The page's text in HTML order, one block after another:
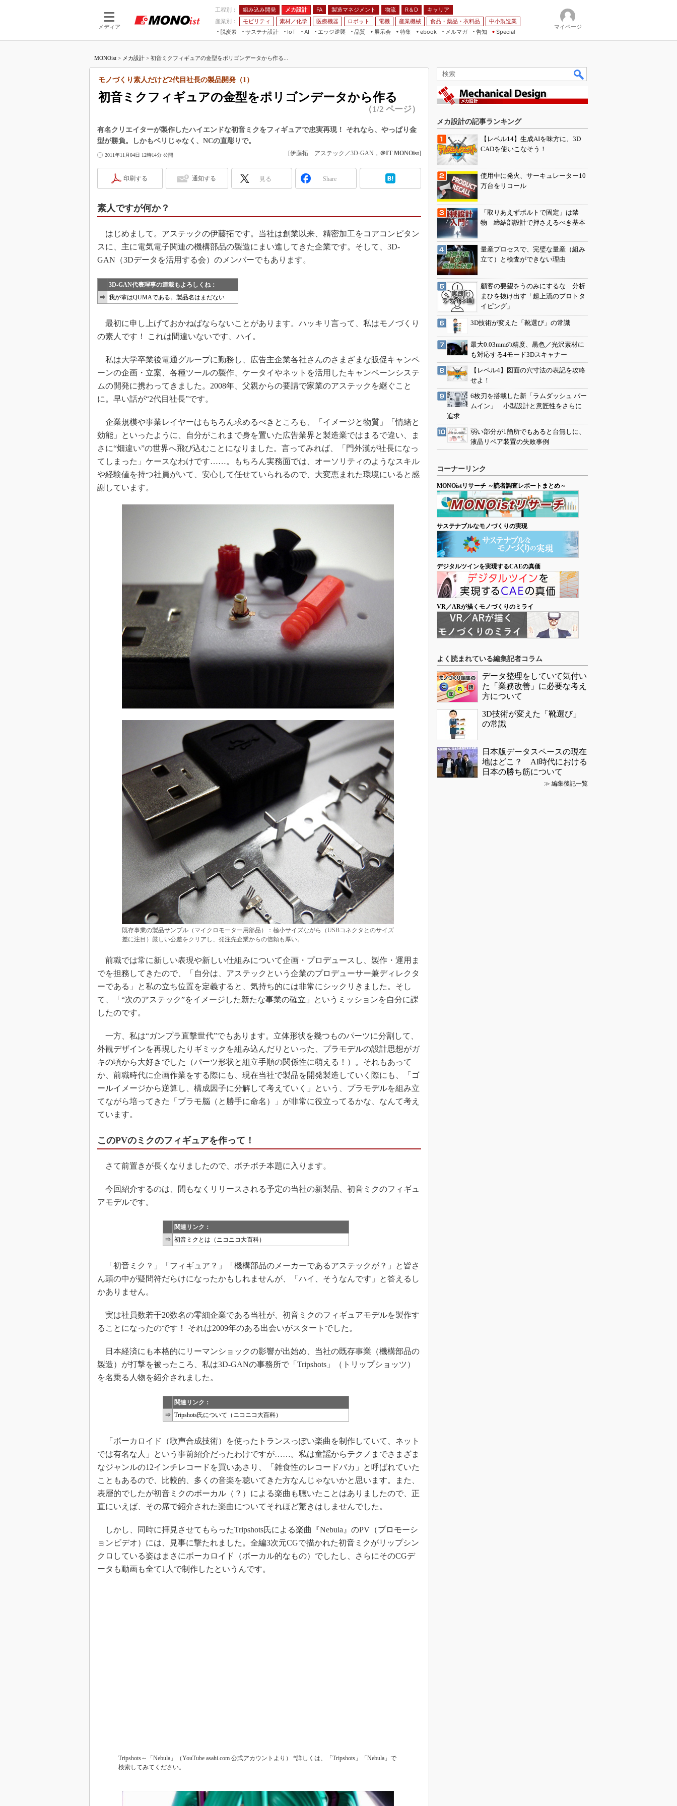
メディア
工程別： 組み込み開発 メカ設計 FA 製造マネジメント 物流 R＆D
キャリア
産業別：
モビリティ 素材／化学 医療機器 ロボット 電機 産業機械 食品・薬品・衣料品
中小製造業
脱炭素
サステナ設計
IoT
つながる工場
つながるサービス
AI
AI×設備保全
Physical AI
エッジ逆襲 品質
展示会
JIMTOF
IIFES
ジャパンモビリティショー
人テク展
スマート工場EXPO
EdgeTech+
産業オープンネット展
特集
フィールドサービス
組み込みモデリング
Windows Embedded
車載ソフト開発
3Dプリンタ
デジタルツインとCAE
S＆OP
メイドインジャパン
知財マネジメント
海外生産
グローバル設計・開発
ebook
FA
モビリティ
メルマガ
告知 Special
マイページ
MONOist > メカ設計 > 初音ミクフィギュアの金型をポリゴンデータから作る...
初音ミクフィギュアの金型をポリゴンデータから作る
モノづくり素人だけど2代目社長の製品開発（1）
（1/2 ページ）
有名クリエイターが製作したハイエンドな初音ミクをフィギュアで忠実再現！ それなら、やっぱり金
型が勝負。しかもベリじゃなく、NCの直彫りで。
2011年11月04日 12時14分 公開 [伊藤拓 アステック／3D-GAN， ＠IT MONOist]
印刷する 通知する 見る Share
素人ですが何か？
はじめまして。アステックの伊藤拓です。当社は創業以来、精密加工をコアコンピタン
スに、主に電気電子関連の機構部品の製造にまい進してきた企業です。そして、3D-
GAN（3Dデータを活用する会）のメンバーでもあります。
3D-GAN代表理事の連載もよろしくね：
⇒ 我が輩はQUMAである。製品名はまだない
最初に申し上げておかねばならないことがあります。ハッキリ言って、私はモノづくり
の素人です！ これは間違いないです、ハイ。
私は大学卒業後電通グループに勤務し、広告主企業各社さんのさまざまな販促キャンペ
ーンの企画・立案、各種ツールの製作、ケータイやネットを活用したキャンペーンシステ
ムの開発に携わってきました。2008年、父親からの要請で家業のアステックを継ぐこと
に。早い話が“2代目社長”です。
企業規模や事業レイヤーはもちろん求めるべきところも、「イメージと物質」「情緒と
効能」といったように、自分がこれまで身を置いた広告業界と製造業ではまるで違い、ま
さに“畑違い”の世界へ飛び込むことになりました。言ってみれば、「門外漢が社長になっ
てしまった」ケースなわけです……。もちろん実務面では、オーソリティのようなスキル
や経験値を持つ社員がいて、安心して任せていられるので、大変恵まれた環境にいると感
謝しています。
既存事業の製品サンプル（マイクロモーター用部品）：極小サイズながら（USBコネクタとのサイズ
差に注目）厳しい公差をクリアし、発注先企業からの信頼も厚い。
前職では常に新しい表現や新しい仕組みについて企画・プロデュースし、製作・運用ま
でを担務してきたので、「自分は、アステックという企業のプロデューサー兼ディレクタ
ーである」と私の立ち位置を定義すると、気持ち的には非常にシックリきました。そし
て、「“次のアステック”をイメージした新たな事業の確立」というミッションを自分に課
したのです。
一方、私は“ガンプラ直撃世代”でもあります。立体形状を幾つものパーツに分割して、
外観デザインを再現したりギミックを組み込んだりといった、プラモデルの設計思想がガ
キの頃から大好きでした（パーツ形状と組立手順の関係性に萌える！）。それもあって
か、前職時代に企画作業をする際にも、現在当社で製品を開発製造していく際にも、「ゴ
ールイメージから逆算し、構成因子に分解して考えていく」という、プラモデルを組み立
てながら培ってきた「プラモ脳（と勝手に命名）」が非常に役立ってるかな、なんて考え
ています。
このPVのミクのフィギュアを作って！
さて前置きが長くなりましたので、ボチボチ本題に入ります。
今回紹介するのは、間もなくリリースされる予定の当社の新製品、初音ミクのフィギュ
アモデルです。
関連リンク：
⇒ 初音ミクとは（ニコニコ大百科）
「初音ミク？」「フィギュア？」「機構部品のメーカーであるアステックが？」と皆さ
ん頭の中が疑問符だらけになったかもしれませんが、「ハイ、そうなんです」と答えるし
かありません。
実は社員数若干20数名の零細企業である当社が、初音ミクのフィギュアモデルを製作す
ることになったのです！ それは2009年のある出会いがスタートでした。
日本経済にも本格的にリーマンショックの影響が出始め、当社の既存事業（機構部品の
製造）が打撃を被ったころ、私は3D-GANの事務所で「Tripshots」（トリップショッツ）
を名乗る人物を紹介されました。
関連リンク：
⇒ Tripshots氏について（ニコニコ大百科）
「ボーカロイド（歌声合成技術）を使ったトランスっぽい楽曲を制作していて、ネット
では有名な人」という事前紹介だったわけですが……。私は童謡からテクノまでさまざま
なジャンルの12インチレコードを買いあさり、「雑食性のレコードバカ」と呼ばれていた
こともあるので、比較的、多くの音楽を聴いてきた方なんじゃないかと思います。また、
表層的でしたが初音ミクのボーカル（？）による楽曲も聴いたことはありましたので、正
直にいえば、その席で紹介された楽曲についてそれほど驚きはしませんでした。
しかし、同時に拝見させてもらったTripshots氏による楽曲『Nebula』のPV（プロモーシ
ョンビデオ）には、見事に撃たれました。全編3次元CGで描かれた初音ミクがリップシン
クロしている姿はまさにボーカロイド（ボーカル的なもの）でしたし、さらにそのCGデ
ータも動画も全て1人で制作したというんです。
Tripshots～「Nebula」（YouTube asahi.com 公式アカウントより） *詳しくは、「Tripshots」「Nebula」で
検索してみてください。
メカ設計の記事ランキング
【レベル14】生成AIを味方に、3D
CADを使いこなそう！
使用中に発火、サーキュレーター10
万台をリコール
「取りあえずボルトで固定」は禁
物 締結部設計で押さえるべき基本
量産プロセスで、完璧な量産（組み
立て）と検査ができない理由
顧客の要望をうのみにするな 分析
まひを抜け出す「超上流のプロトタ
イピング」
3D技術が変えた「靴選び」の常識
最大0.03mmの精度、黒色／光沢素材に
も対応する4モード3Dスキャナー
【レベル4】図面の穴寸法の表記を攻略
せよ！
6枚刃を搭載した新「ラムダッシュ パー
ムイン」 小型設計と意匠性をさらに
追求
弱い部分が1箇所でもあると台無しに、
液晶リペア装置の失敗事例
コーナーリンク
MONOistリサーチ ～読者調査レポートまとめ～
サステナブルなモノづくりの実現
デジタルツインを実現するCAEの真価
VR／ARが描くモノづくりのミライ
よく読まれている編集記者コラム
データ整理をしていて気付い
た「業務改善」に必要な考え
方について
3D技術が変えた「靴選び」
の常識
日本版データスペースの現在
地はどこ？ AI時代における
日本の勝ち筋について
≫ 編集後記一覧